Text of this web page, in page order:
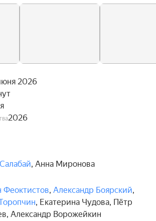
смысле. Главное, чтобы не
2026
2026
, Анна Миронова
Феоктистов, Александр Боярский,
, Екатерина Чудова, Пётр
, Александр Ворожейкин